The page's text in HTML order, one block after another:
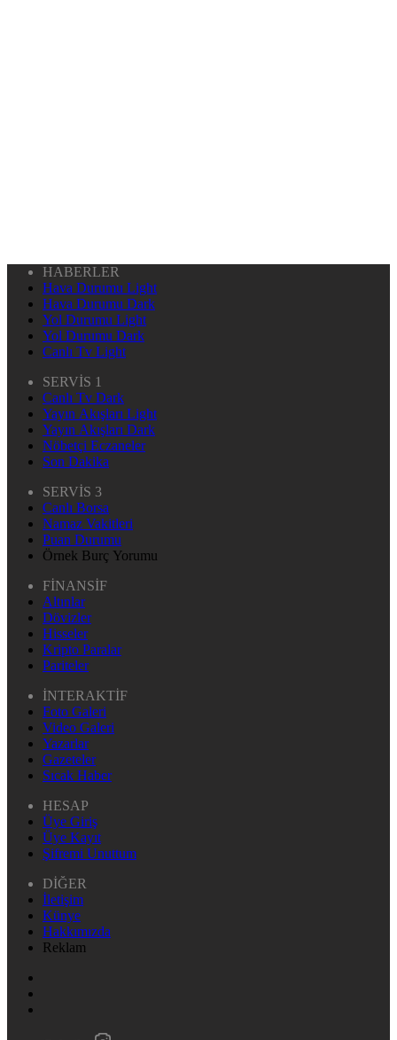
HABERLER
Hava Durumu Light
Hava Durumu Dark
Yol Durumu Light
Yol Durumu Dark
Canlı Tv Light
SERVİS 1
Canlı Tv Dark
Yayın Akışları Light
Yayın Akışları Dark
Nöbetçi Eczaneler
Son Dakika
SERVİS 3
Canlı Borsa
Namaz Vakitleri
Puan Durumu
Örnek Burç Yorumu
FİNANSİF
Altınlar
Dövizler
Hisseler
Kripto Paralar
Pariteler
İNTERAKTİF
Foto Galeri
Video Galeri
Yazarlar
Gazeteler
Sıcak Haber
HESAP
Üye Giriş
Üye Kayıt
Şifremi Unuttum
DİĞER
İletişim
Künye
Hakkımızda
Reklam